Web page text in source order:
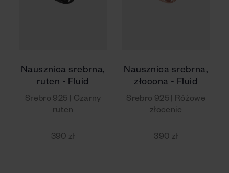
Nausznica srebrna,
ruten - Fluid
Srebro 925 | Czarny
ruten
390 zł
Nausznica srebrna,
złocona - Fluid
Srebro 925 | Różowe
złocenie
390 zł